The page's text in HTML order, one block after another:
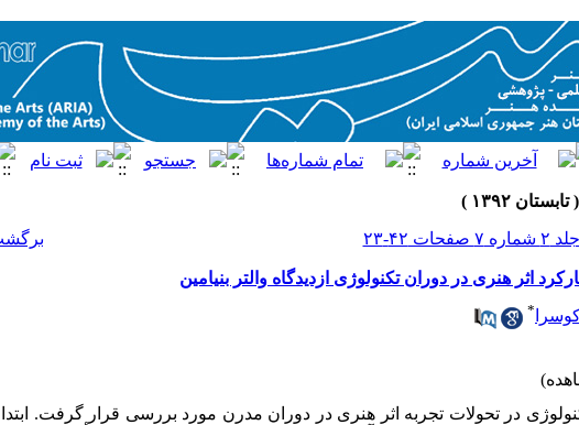
جلد ۲ شماره ۷ صفحات ۴۲-۲۳
اثر هنری در دوران تکنولوژی ازدیدگاه والتر بنیامین
*
در تحولات تجربه اثر هنری در دوران مدرن مورد بررسی قرار گرفت.